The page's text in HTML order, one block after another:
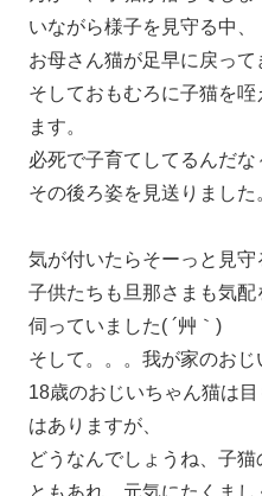
いながら様子を見守る中、
お母さん猫が足早に戻って
そしておもむろに子猫を
ます。
必死で子育てしてるんだ
その後ろ姿を見送りました
気が付いたらそーっと見守
子供たちも旦那さまも気
伺っていました( ´艸｀)
そして。。。我が家のお
18歳のおじいちゃん猫は
はありますが、
どうなんでしょうね、子猫